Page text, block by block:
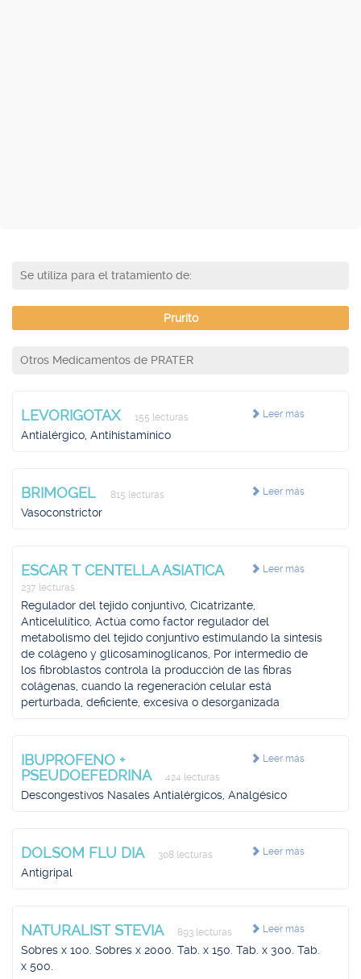
Se utiliza para el tratamiento de:
Prurito
Otros Medicamentos de PRATER
Leer más
LEVORIGOTAX 155 lecturas
Antialérgico, Antihistamínico
Leer más
BRIMOGEL 815 lecturas
Vasoconstrictor
Leer más
ESCAR T CENTELLA ASIATICA
237 lecturas
Regulador del tejido conjuntivo, Cicatrizante,
Anticelulítico, Actúa como factor regulador del
metabolismo del tejido conjuntivo estimulando la síntesis
de colágeno y glicosaminoglicanos, Por intermedio de
los fibroblastos controla la producción de las fibras
colágenas, cuando la regeneración celular está
perturbada, deficiente, excesiva o desorganizada
Leer más
IBUPROFENO +
PSEUDOEFEDRINA
424 lecturas
Descongestivos Nasales Antialérgicos, Analgésico
Leer más
DOLSOM FLU DIA 308 lecturas
Antigripal
Leer más
NATURALIST STEVIA 893 lecturas
Sobres x 100. Sobres x 2000. Tab. x 150. Tab. x 300. Tab.
x 500.